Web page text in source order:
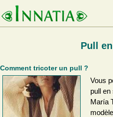
Pull
Comment tricoter un pull ?
Vous
pull
María